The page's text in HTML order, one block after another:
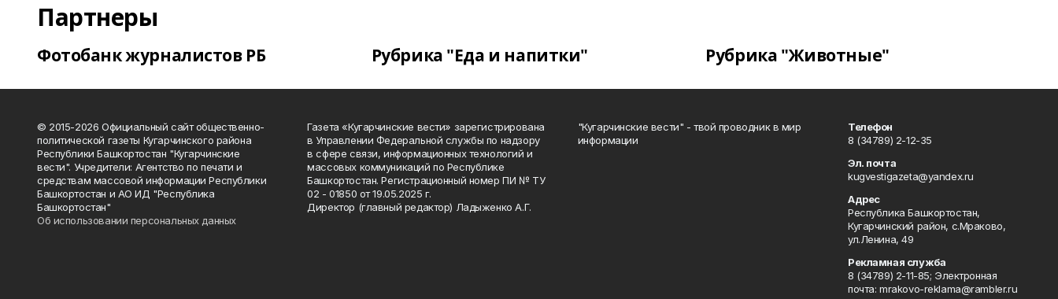
Партнеры
Фотобанк журналистов РБ Рубрика "Еда и напитки" Рубрика "Животные"
© 2015-2026 Официальный сайт общественно-
политической газеты Кугарчинского района
Республики Башкортостан "Кугарчинские
вести". Учредители: Агентство по печати и
средствам массовой информации Республики
Башкортостан и АО ИД "Республика
Башкортостан"
Об использовании персональных данных
Газета «Кугарчинские вести» зарегистрирована
в Управлении Федеральной службы по надзору
в сфере связи, информационных технологий и
массовых коммуникаций по Республике
Башкортостан. Регистрационный номер ПИ № ТУ
02 - 01850 от 19.05.2025 г.
Директор (главный редактор) Ладыженко А.Г.
"Кугарчинские вести" - твой проводник в мир
информации
Телефон
8 (34789) 2-12-35
Эл. почта
kugvestigazeta@yandex.ru
Адрес
Республика Башкортостан,
Кугарчинский район, с.Мраково,
ул.Ленина, 49
Рекламная служба
8 (34789) 2-11-85; Электронная
почта: mrakovo-reklama@rambler.ru